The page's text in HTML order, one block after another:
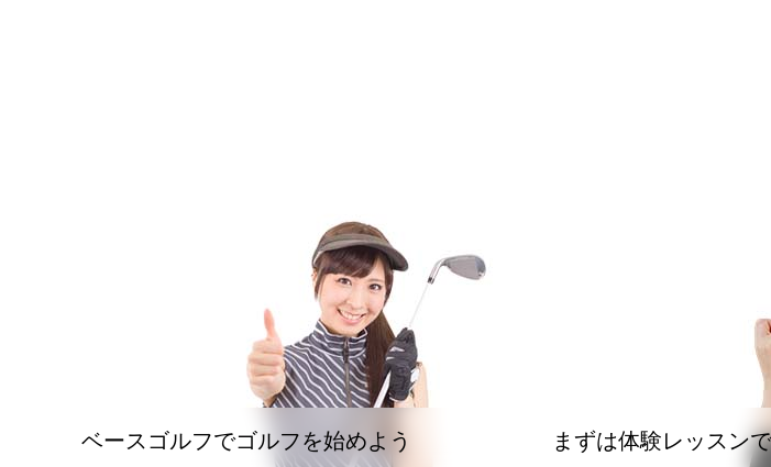
ベースゴルフでゴルフを始めよう まずは体験レッスン